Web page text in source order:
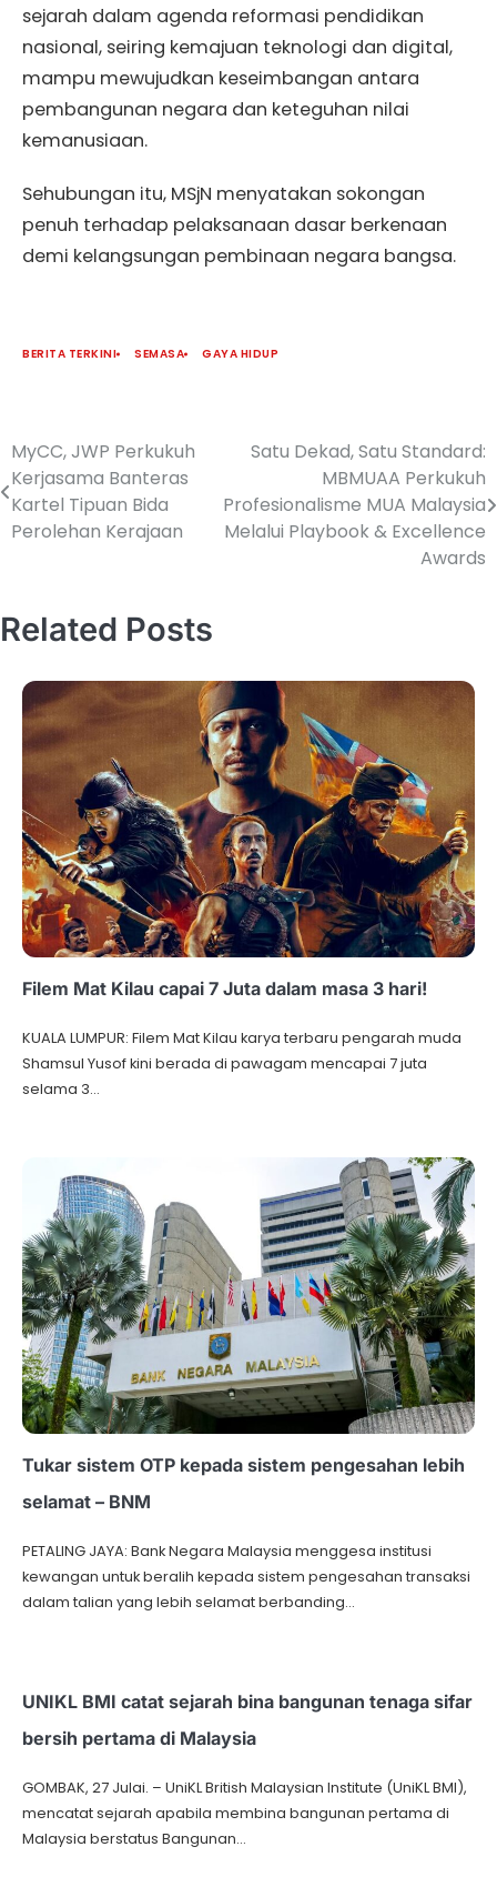
sejarah dalam agenda reformasi pendidikan
nasional, seiring kemajuan teknologi dan digital,
mampu mewujudkan keseimbangan antara
pembangunan negara dan keteguhan nilai
kemanusiaan.
Sehubungan itu, MSjN menyatakan sokongan
penuh terhadap pelaksanaan dasar berkenaan
demi kelangsungan pembinaan negara bangsa.
BERITA TERKINI SEMASA GAYA HIDUP
MyCC, JWP Perkukuh
Kerjasama Banteras
Kartel Tipuan Bida
Perolehan Kerajaan
Satu Dekad, Satu Standard:
MBMUAA Perkukuh
Profesionalisme MUA Malaysia
Melalui Playbook & Excellence
Awards
Related Posts
Filem Mat Kilau capai 7 Juta dalam masa 3 hari!
KUALA LUMPUR: Filem Mat Kilau karya terbaru pengarah muda
Shamsul Yusof kini berada di pawagam mencapai 7 juta
selama 3…
Tukar sistem OTP kepada sistem pengesahan lebih
selamat – BNM
PETALING JAYA: Bank Negara Malaysia menggesa institusi
kewangan untuk beralih kepada sistem pengesahan transaksi
dalam talian yang lebih selamat berbanding…
UNIKL BMI catat sejarah bina bangunan tenaga sifar
bersih pertama di Malaysia
GOMBAK, 27 Julai. – UniKL British Malaysian Institute (UniKL BMI),
mencatat sejarah apabila membina bangunan pertama di
Malaysia berstatus Bangunan…